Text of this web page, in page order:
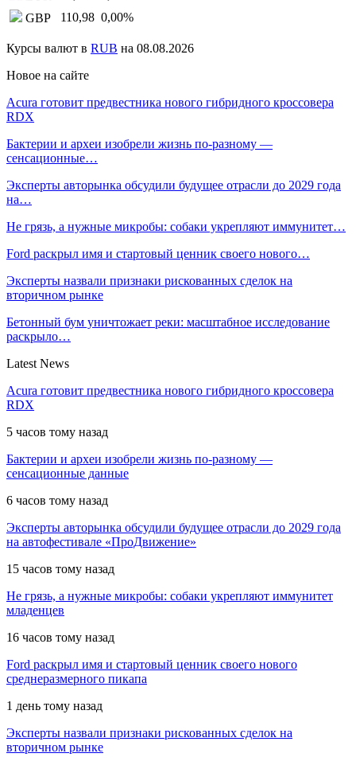
GBP
110,98 0,00%
Курсы валют в RUB на 08.08.2026
Новое на сайте
Acura готовит предвестника нового гибридного кроссовера
RDX
Бактерии и археи изобрели жизнь по-разному —
сенсационные…
Эксперты авторынка обсудили будущее отрасли до 2029 года
на…
Не грязь, а нужные микробы: собаки укрепляют иммунитет…
Ford раскрыл имя и стартовый ценник своего нового…
Эксперты назвали признаки рискованных сделок на
вторичном рынке
Бетонный бум уничтожает реки: масштабное исследование
раскрыло…
Latest News
Acura готовит предвестника нового гибридного кроссовера
RDX
5 часов тому назад
Бактерии и археи изобрели жизнь по-разному —
сенсационные данные
6 часов тому назад
Эксперты авторынка обсудили будущее отрасли до 2029 года
на автофестивале «ПроДвижение»
15 часов тому назад
Не грязь, а нужные микробы: собаки укрепляют иммунитет
младенцев
16 часов тому назад
Ford раскрыл имя и стартовый ценник своего нового
среднеразмерного пикапа
1 день тому назад
Эксперты назвали признаки рискованных сделок на
вторичном рынке